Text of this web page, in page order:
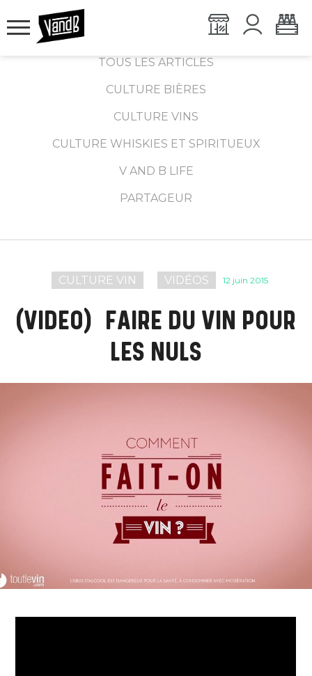
TOUS LES ARTICLES
CULTURE BIÈRES
CULTURE VINS
CULTURE WHISKIES ET SPIRITUEUX
V AND B LIFE
PARTAGEUR
CULTURE VIN VIDÉOS 12 juin 2015
[VIDEO] FAIRE DU VIN POUR
LES NULS